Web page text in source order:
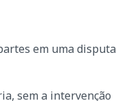
em uma disputa
sem a intervenção